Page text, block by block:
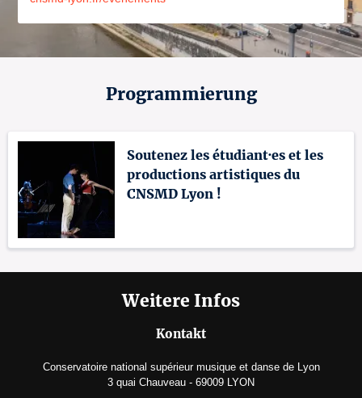
Programmierung
Soutenez les étudiant·es et les
productions artistiques du
CNSMD Lyon !
Weitere Infos
Kontakt
Conservatoire national supérieur musique et danse de Lyon
3 quai Chauveau - 69009 LYON